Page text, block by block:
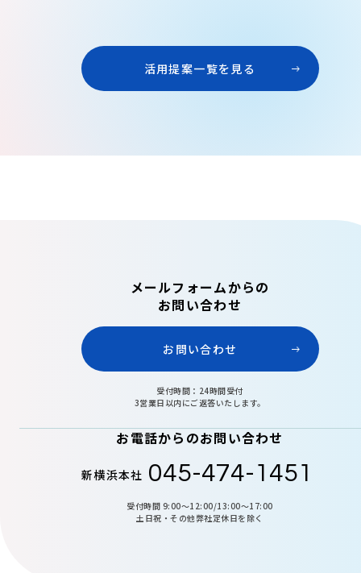
活用提案一覧を見る
メールフォームからの
お問い合わせ
お問い合わせ
受付時間：24時間受付
3営業日以内にご返答いたします。
お電話からのお問い合わせ
新横浜本社 045-474-1451
受付時間 9:00〜12:00/13:00〜17:00
土日祝・その他弊社定休日を除く